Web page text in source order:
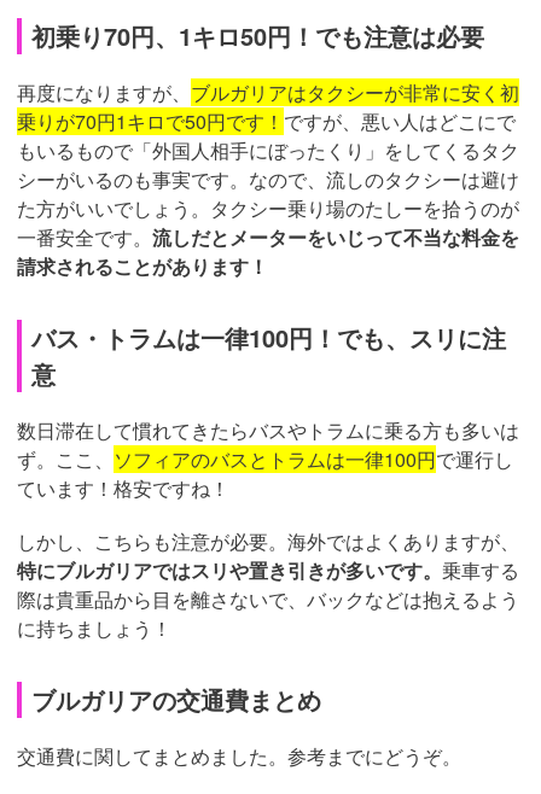
初乗り70円、1キロ50円！でも注意は必要
再度になりますが、 ブルガリアはタクシーが非常に安く初
乗りが70円1キロで50円です！ ですが、悪い人はどこにで
もいるもので「外国人相手にぼったくり」をしてくるタク
シーがいるのも事実です。なので、流しのタクシーは避け
た方がいいでしょう。タクシー乗り場のたしーを拾うのが
一番安全です。 流しだとメーターをいじって不当な料金を
請求されることがあります！
バス・トラムは一律100円！でも、スリに注
意
数日滞在して慣れてきたらバスやトラムに乗る方も多いは
ず。ここ、 ソフィアのバスとトラムは一律100円で運行し
ています！格安ですね！
しかし、こちらも注意が必要。海外ではよくありますが、
特にブルガリアではスリや置き引きが多いです。 乗車する
際は貴重品から目を離さないで、バックなどは抱えるよう
に持ちましょう！
ブルガリアの交通費まとめ
交通費に関してまとめました。参考までにどうぞ。